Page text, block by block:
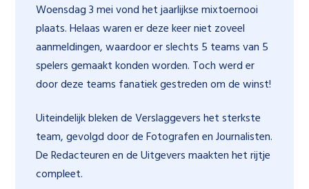
Woensdag 3 mei vond het jaarlijkse mixtoernooi
plaats. Helaas waren er deze keer niet zoveel
aanmeldingen, waardoor er slechts 5 teams van 5
spelers gemaakt konden worden. Toch werd er
door deze teams fanatiek gestreden om de winst!
Uiteindelijk bleken de Verslaggevers het sterkste
team, gevolgd door de Fotografen en Journalisten.
De Redacteuren en de Uitgevers maakten het rijtje
compleet.